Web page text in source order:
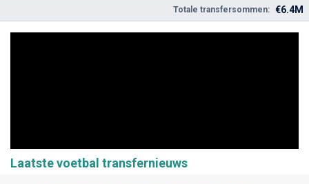
Totale transfersommen: €6.4M
Laatste voetbal transfernieuws